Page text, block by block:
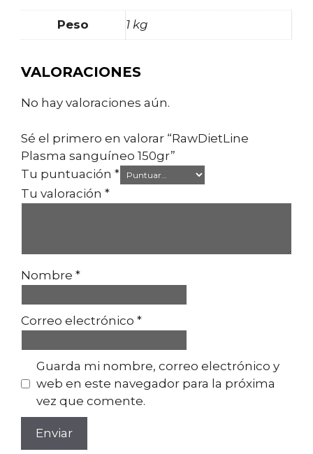
Peso 1 kg
VALORACIONES
No hay valoraciones aún.
Sé el primero en valorar “RawDietLine
Plasma sanguíneo 150gr”
Tu puntuación *
Tu valoración *
Nombre *
Correo electrónico *
Guarda mi nombre, correo electrónico y
web en este navegador para la próxima
vez que comente.